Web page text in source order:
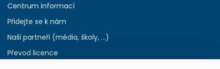
Centrum informací
Přidejte se k nám
Naši partneři (média, školy, ...)
Převod licence